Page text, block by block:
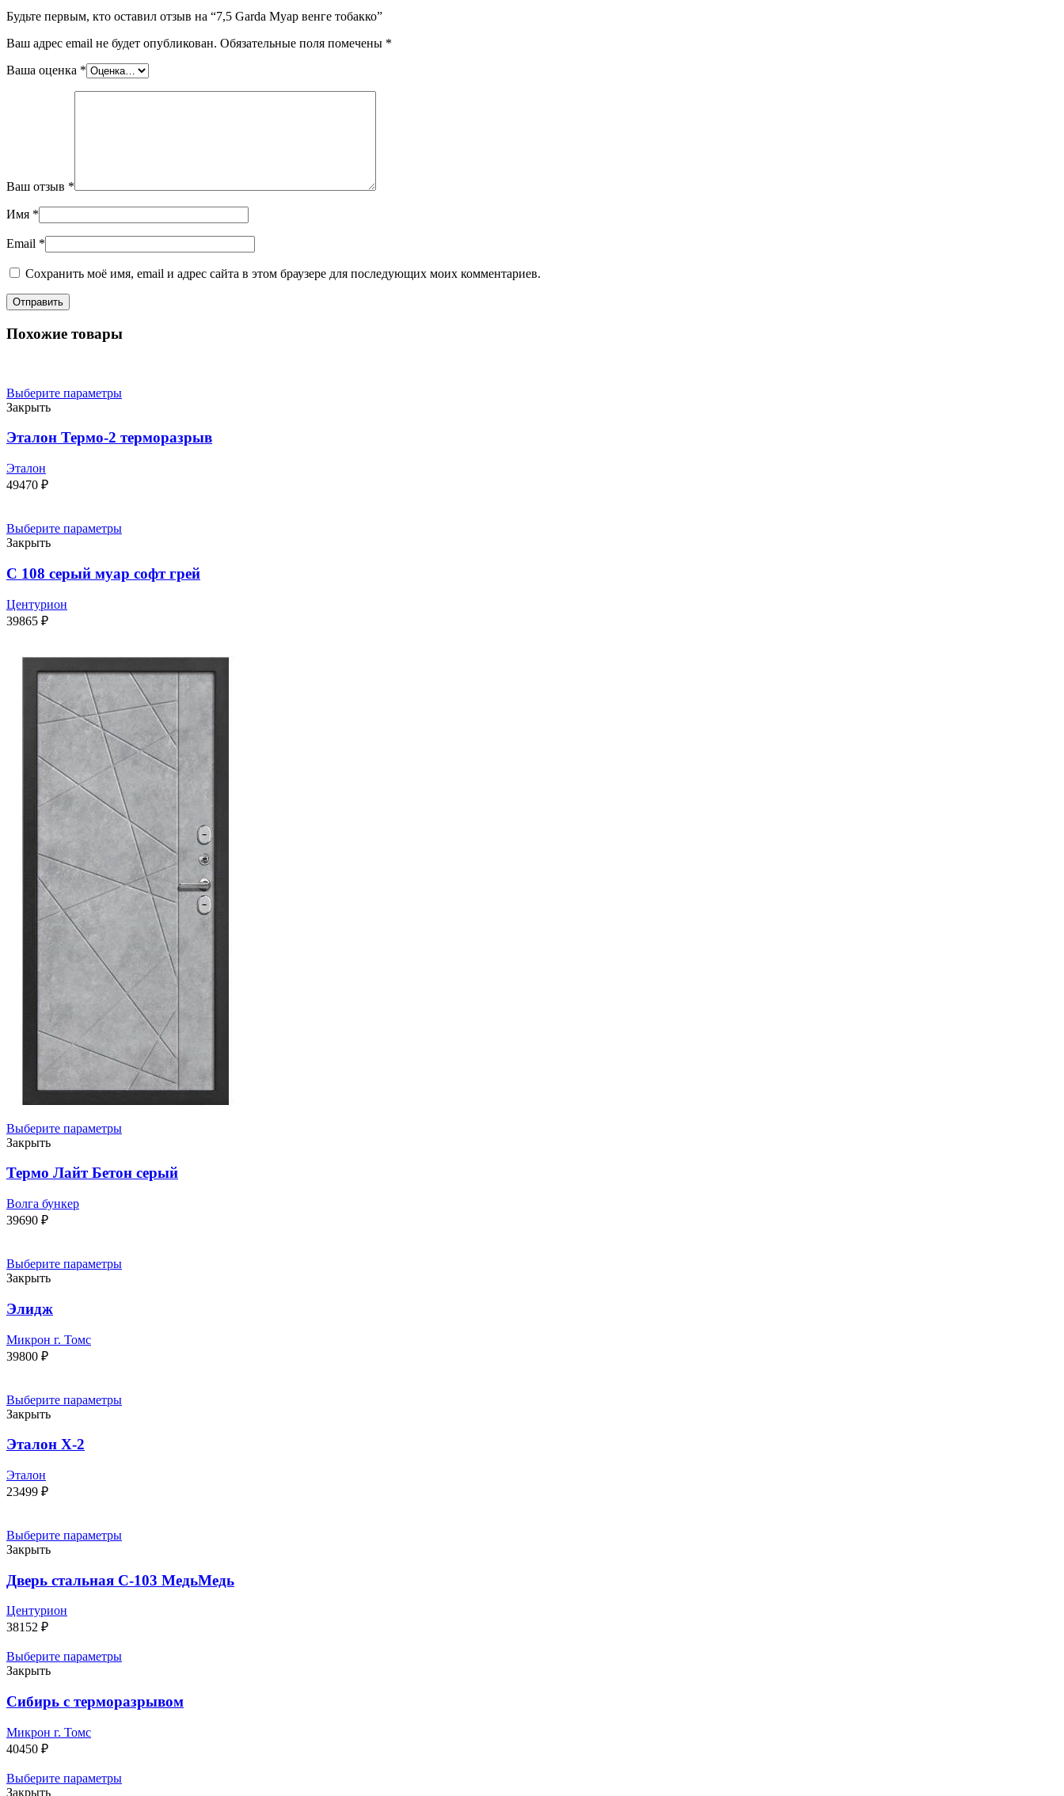
Будьте первым, кто оставил отзыв на “7,5 Garda Муар венге тобакко”
Ваш адрес email не будет опубликован. Обязательные поля помечены *
Ваша оценка *
Ваш отзыв *
Имя *
Email *
Сохранить моё имя, email и адрес сайта в этом браузере для последующих моих комментариев.
Похожие товары
Выберите параметры
Закрыть
Эталон Термо-2 терморазрыв
Эталон
49470 ₽
Выберите параметры
Закрыть
С 108 серый муар софт грей
Центурион
39865 ₽
Выберите параметры
Закрыть
Термо Лайт Бетон серый
Волга бункер
39690 ₽
Выберите параметры
Закрыть
Элидж
Микрон г. Томс
39800 ₽
Выберите параметры
Закрыть
Эталон Х-2
Эталон
23499 ₽
Выберите параметры
Закрыть
Дверь стальная С-103 МедьМедь
Центурион
38152 ₽
Выберите параметры
Закрыть
Сибирь с терморазрывом
Микрон г. Томс
40450 ₽
Выберите параметры
Закрыть